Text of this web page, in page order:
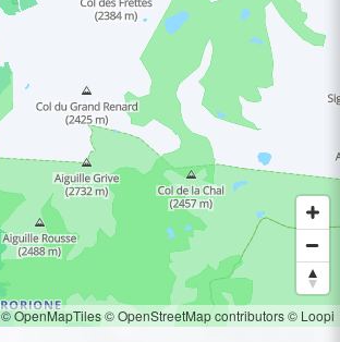
© OpenMapTiles© OpenStreetMap contributors© Loopi